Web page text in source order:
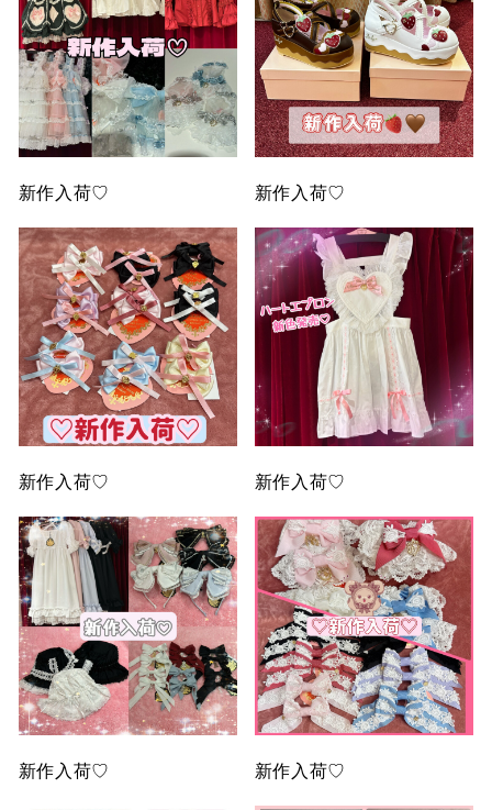
新作入荷♡ 新作入荷♡
新作入荷♡ 新作入荷♡
新作入荷♡ 新作入荷♡